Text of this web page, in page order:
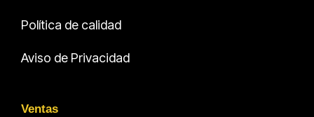
Política de calidad
Aviso de Privacidad
Ventas